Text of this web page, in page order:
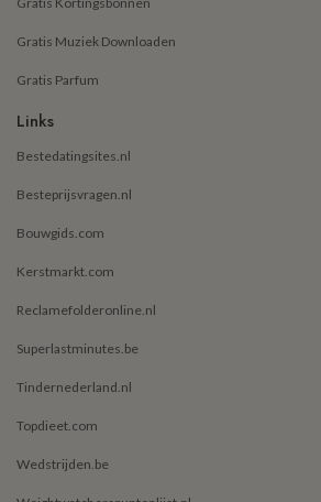
Gratis Muziek Downloaden
Gratis Parfum
Links
Bestedatingsites.nl
Besteprijsvragen.nl
Bouwgids.com
Kerstmarkt.com
Reclamefolderonline.nl
Superlastminutes.be
Tindernederland.nl
Topdieet.com
Wedstrijden.be